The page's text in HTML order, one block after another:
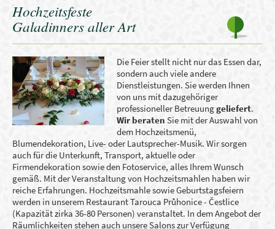
Hochzeitsfeste
Galadinners aller Art
Die Feier stellt nicht nur das Essen dar,
sondern auch viele andere
Dienstleistungen. Sie werden Ihnen
von uns mit dazugehöriger
professioneller Betreuunggeliefert.
Wir beraten Sie mit der Auswahl von
dem Hochzeitsmenü,
Blumendekoration, Live- oder Lautsprecher-Musik. Wir sorgen
auch für die Unterkunft, Transport, aktuelle oder
Firmendekoration sowie den Fotoservice, alles Ihrem Wunsch
gemäß. Mit der Veranstaltung von Hochzeitsmahlen haben wir
reiche Erfahrungen. Hochzeitsmahle sowie Geburtstagsfeiern
werden in unserem Restaurant Tarouca Průhonice - Čestlice
(Kapazität zirka 36-80 Personen) veranstaltet. In dem Angebot der
Räumlichkeiten stehen auch unsere Salons zur Verfügung